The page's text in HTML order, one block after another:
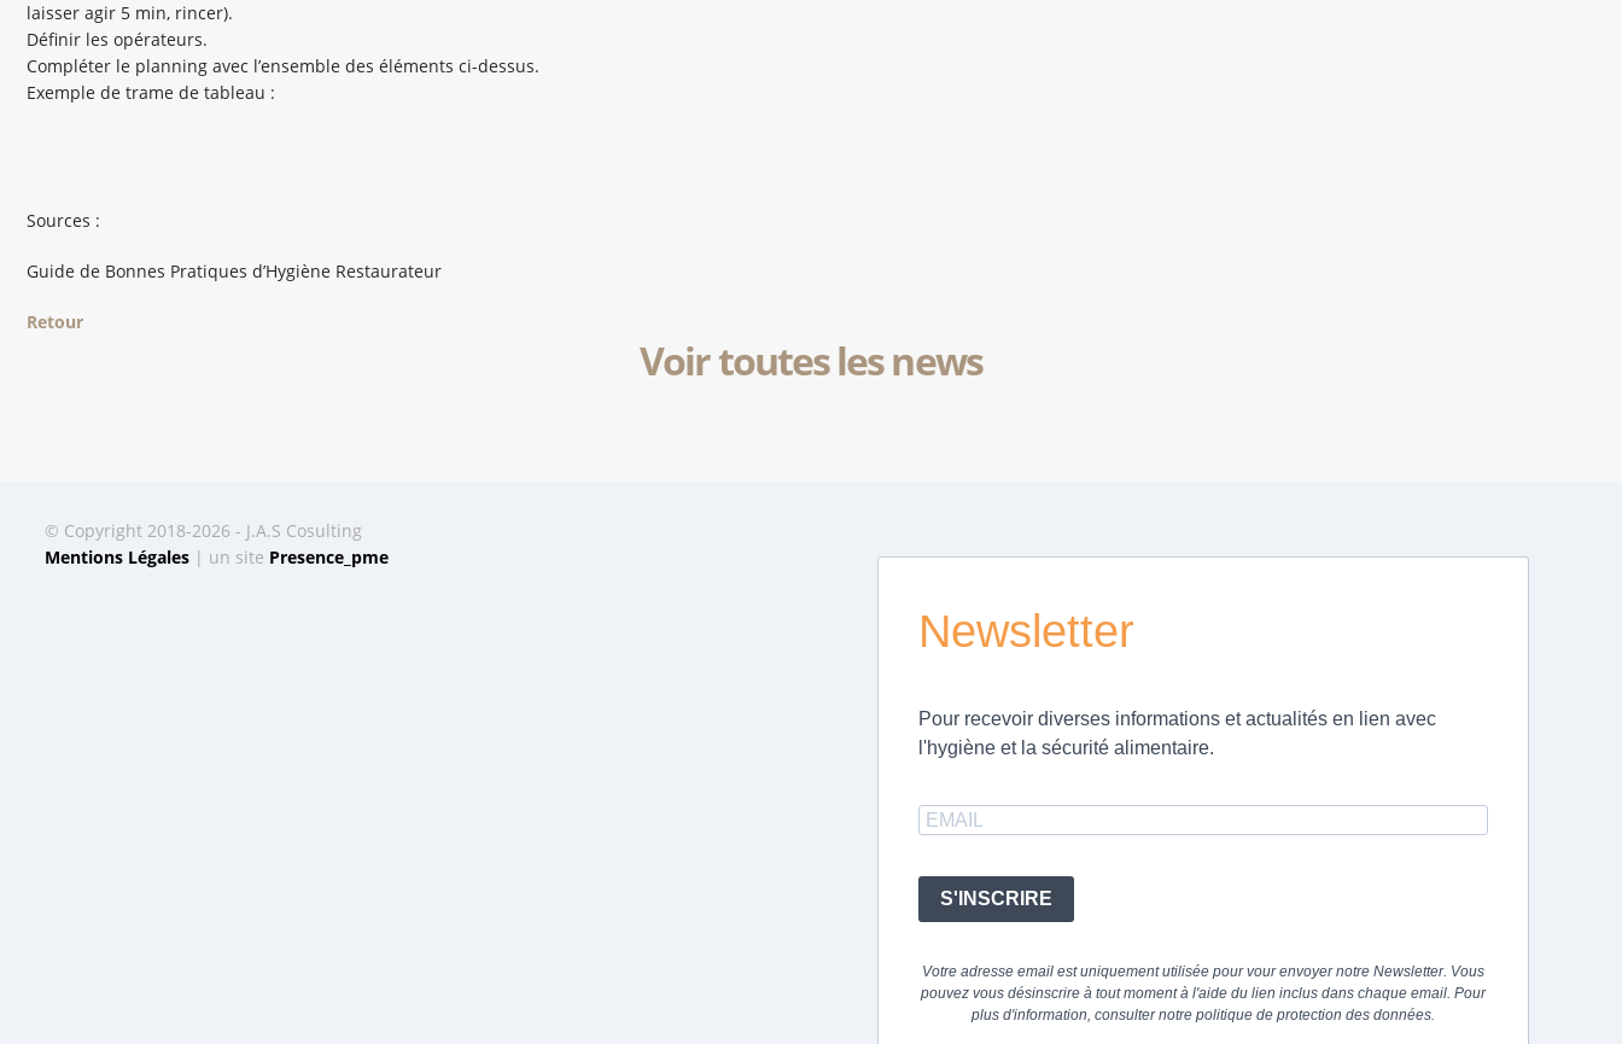
laisser agir 5 min, rincer).
Définir les opérateurs.
Compléter le planning avec l’ensemble des éléments ci-dessus.
Exemple de trame de tableau :
Sources :
Guide de Bonnes Pratiques d’Hygiène Restaurateur
Retour
Voir toutes les news
© Copyright 2018-2026 - J.A.S Cosulting
Mentions Légales| un site Presence_pme
Newsletter
Pour recevoir diverses informations et actualités en lien avec
l'hygiène et la sécurité alimentaire.
S'INSCRIRE
Votre adresse email est uniquement utilisée pour vour envoyer notre Newsletter. Vous
pouvez vous désinscrire à tout moment à l'aide du lien inclus dans chaque email. Pour
plus d'information, consulter notre politique de protection des données.